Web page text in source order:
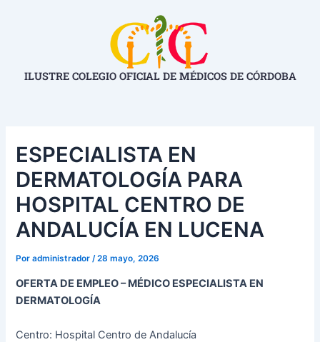
ILUSTRE COLEGIO OFICIAL DE MÉDICOS DE CÓRDOBA
ESPECIALISTA EN
DERMATOLOGÍA PARA
HOSPITAL CENTRO DE
ANDALUCÍA EN LUCENA
Poradministrador /28 mayo, 2026
OFERTA DE EMPLEO – MÉDICO ESPECIALISTA EN
DERMATOLOGÍA
Centro: Hospital Centro de Andalucía